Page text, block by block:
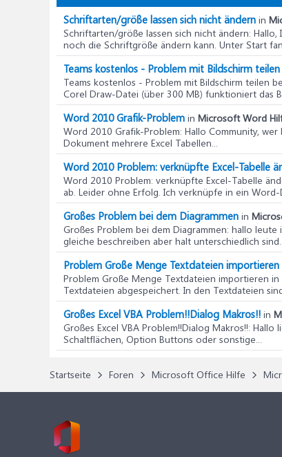
Schriftarten/größe lassen sich nicht ändern in
Schriftarten/größe lassen sich nicht ändern:
noch die Schriftgröße ändern kann. Unter Start
Teams kostenlos - Problem mit Bildschirm
Teams kostenlos - Problem mit Bildschirm teilen
Corel Draw-Datei (über 300 MB) funktioniert das
Word 2010 Grafik-Problem in Microsoft Word
Word 2010 Grafik-Problem: Hallo Community,
Dokument mehrere Excel Tabellen...
Word 2010 Problem: verknüpfte Excel-Tabelle
Word 2010 Problem: verknüpfte Excel-Tabelle
ab. Leider ohne Erfolg. Ich verknüpfe in ein
Großes Problem bei dem Diagrammen in
Großes Problem bei dem Diagrammen: hallo leute
gleiche beschreiben aber halt unterschiedlich
Problem Große Menge Textdateien importieren
Problem Große Menge Textdateien importieren in
Textdateien abgespeichert. In den Textdateien
Großes Excel VBA Problem!!Dialog Makros!! in
Großes Excel VBA Problem!!Dialog Makros!!: Hallo
Schaltflächen, Option Buttons oder sonstige...
Startseite Foren Microsoft Office Hilfe